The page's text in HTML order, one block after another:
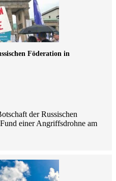
Föderation in
der Russischen
einer Angriffsdrohne am